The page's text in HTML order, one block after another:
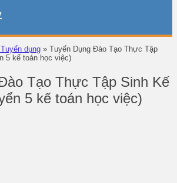
dụng » Tuyển Dụng Đào Tạo Thực Tập
5 kế toán học việc)
Tạo Thực Tập Sinh Kế
5 kế toán học việc)